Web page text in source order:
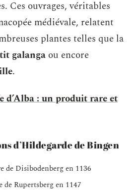
Ces ouvrages, véritables
médiévale, relatent
plantes telles que la
galanga ou encore
.
d’Alba : un produit rare et
d’Hildegarde de Bingen
de Disibodenberg en 1136
de Rupertsberg en 1147